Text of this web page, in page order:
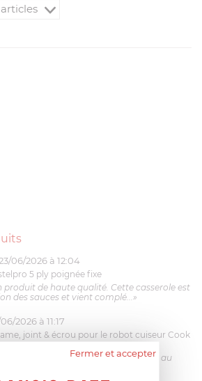
06/2026 à 12:04
5 ply poignée fixe
produit de haute qualité. Cette casserole est
des sauces et vient complé...»
2026 à 11:17
joint & écrou pour le robot cuiseur Cook
Magimix. L'écrou est un peu dur au
a été très rapide. ...»
Fermer et accepter